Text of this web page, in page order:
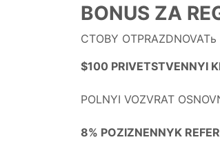
BONUS ZA
CTOBY
$100 PRIVETSTVENNYI
POLNYI VOZVRAT
8% POZIZNENNYK